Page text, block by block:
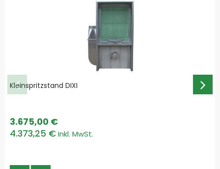
Kleinspritzstand DIXI
4.373,25 €
3.675,00 €